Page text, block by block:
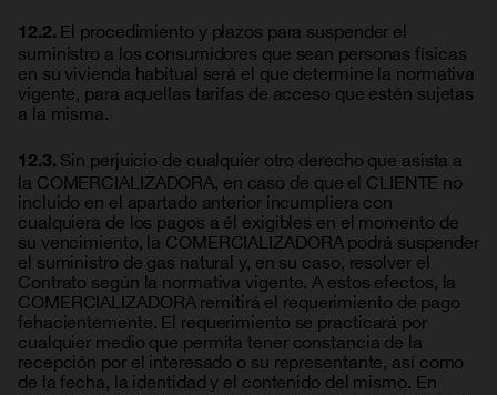
12.2. El procedimiento y plazos para suspender el
suministro a los consumidores que sean personas físicas
en su vivienda habitual será el que determine la normativa
vigente, para aquellas tarifas de acceso que estén sujetas
a la misma.
12.3. Sin perjuicio de cualquier otro derecho que asista a
la COMERCIALIZADORA, en caso de que el CLIENTE no
incluido en el apartado anterior incumpliera con
cualquiera de los pagos a él exigibles en el momento de
su vencimiento, la COMERCIALIZADORA podrá suspender
el suministro de gas natural y, en su caso, resolver el
Contrato según la normativa vigente. A estos efectos, la
COMERCIALIZADORA remitirá el requerimiento de pago
fehacientemente. El requerimiento se practicará por
cualquier medio que permita tener constancia de la
recepción por el interesado o su representante, así como
de la fecha, la identidad y el contenido del mismo. En